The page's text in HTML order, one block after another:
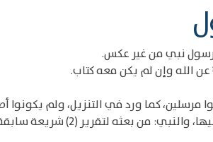
رسول نبي من غير عكس.
الله وإن لم يكن معه كتاب.
كما ورد في التنزيل، ولم يكونوا
وقيل: الرسول من بعثه الله